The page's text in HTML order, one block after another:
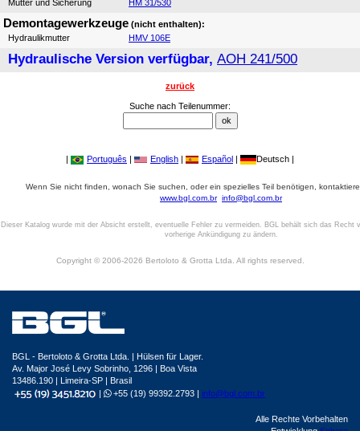
Mutter und Sicherung
HM 31/530
Demontagewerkzeuge (nicht enthalten):
Hydraulikmutter
HMV 106E
Hydraulische Version verfügbar, AOH 241/500
zurück
Suche nach Teilenummer:
| Português | English | Español | Deutsch |
Wenn Sie nicht finden, wonach Sie suchen, oder ein spezielles Teil benötigen,
www.bgl.com.br info@bgl.com.br
Dieser Katalog wurde mit der Absicht erstellt, eventuelle Fehler zu vermeiden. BGL behält sich das Recht
vorherige Ankündigung zu ändern.
Copyright © 2006-2026 Bertoloto & Grotta Ltda. All rights reserved.
BGL - Bertoloto & Grotta Ltda. | Hülsen für Lager.
Av. Major José Levy Sobrinho, 1296 | Boa Vista
13486.190 | Limeira-SP | Brasil
|
+55 (19) 99392.2793 | info@bgl.com.br
Alle Rechte Vorbehalten